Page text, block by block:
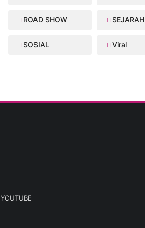
ROAD SHOW SEJARAH
SOSIAL Viral
YOUTUBE